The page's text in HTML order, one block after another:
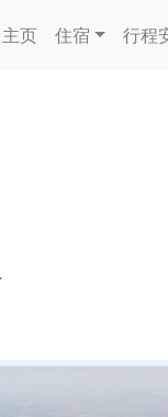
主页 住宿 行程